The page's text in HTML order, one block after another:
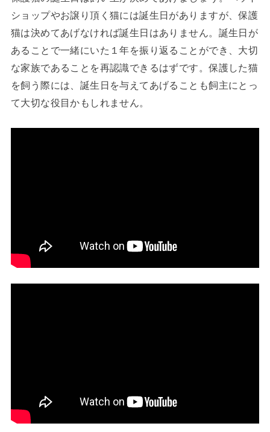
ショップやお譲り頂く猫には誕生日がありますが、保護
猫は決めてあげなければ誕生日はありません。誕生日が
あることで一緒にいた１年を振り返ることができ、大切
な家族であることを再認識できるはずです。保護した猫
を飼う際には、誕生日を与えてあげることも飼主にとっ
て大切な役目かもしれません。